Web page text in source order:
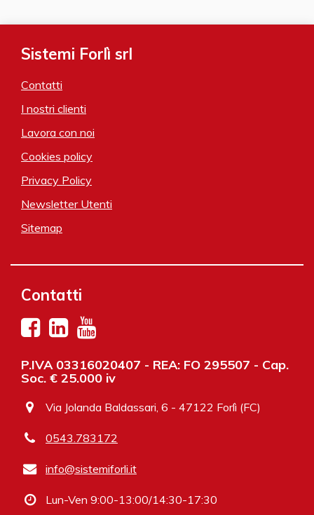
Sistemi Forlì srl
Contatti
I nostri clienti
Lavora con noi
Cookies policy
Privacy Policy
Newsletter Utenti
Sitemap
Contatti
P.IVA 03316020407 - REA: FO 295507 - Cap.
Soc. € 25.000 iv
Via Jolanda Baldassari, 6 - 47122 Forlì (FC)
0543.783172
info@sistemiforli.it
Lun-Ven 9:00-13:00/14:30-17:30